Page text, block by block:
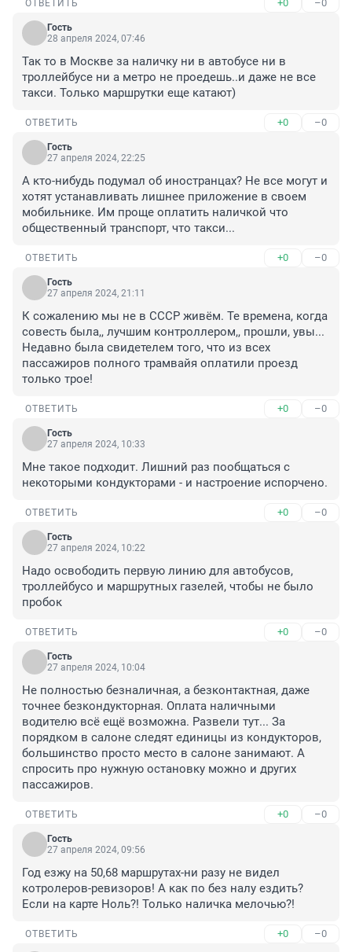
ОТВЕТИТЬ +0 –0
Гость
28 апреля 2024, 07:46
Так то в Москве за наличку ни в автобусе ни в
троллейбусе ни а метро не проедешь..и даже не все
такси. Только маршрутки еще катают)
ОТВЕТИТЬ +0 –0
Гость
27 апреля 2024, 22:25
А кто-нибудь подумал об иностранцах? Не все могут и
хотят устанавливать лишнее приложение в своем
мобильнике. Им проще оплатить наличкой что
общественный транспорт, что такси...
ОТВЕТИТЬ +0 –0
Гость
27 апреля 2024, 21:11
К сожалению мы не в СССР живём. Те времена, когда
совесть была,, лучшим контроллером,, прошли, увы...
Недавно была свидетелем того, что из всех
пассажиров полного трамвайя оплатили проезд
только трое!
ОТВЕТИТЬ +0 –0
Гость
27 апреля 2024, 10:33
Мне такое подходит. Лишний раз пообщаться с
некоторыми кондукторами - и настроение испорчено.
ОТВЕТИТЬ +0 –0
Гость
27 апреля 2024, 10:22
Надо освободить первую линию для автобусов,
троллейбусо и маршрутных газелей, чтобы не было
пробок
ОТВЕТИТЬ +0 –0
Гость
27 апреля 2024, 10:04
Не полностью безналичная, а безконтактная, даже
точнее безкондукторная. Оплата наличными
водителю всё ещё возможна. Развели тут... За
порядком в салоне следят единицы из кондукторов,
большинство просто место в салоне занимают. А
спросить про нужную остановку можно и других
пассажиров.
ОТВЕТИТЬ +0 –0
Гость
27 апреля 2024, 09:56
Год езжу на 50,68 маршрутах-ни разу не видел
котролеров-ревизоров! А как по без налу ездить?
Если на карте Ноль?! Только наличка мелочью?!
ОТВЕТИТЬ +0 –0